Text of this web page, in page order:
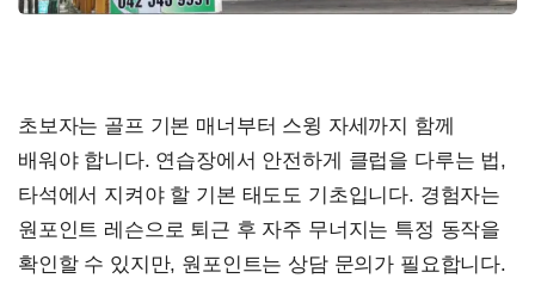
초보자는 골프 기본 매너부터 스윙 자세까지 함께
배워야 합니다. 연습장에서 안전하게 클럽을 다루는 법,
타석에서 지켜야 할 기본 태도도 기초입니다. 경험자는
원포인트 레슨으로 퇴근 후 자주 무너지는 특정 동작을
확인할 수 있지만, 원포인트는 상담 문의가 필요합니다.